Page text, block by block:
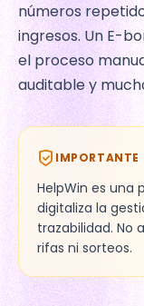
números
ingresos. Un E-
el proceso
auditable y
IMPORTANTE
HelpWin es
digitaliza la
trazabilidad. No
rifas ni sorteos.